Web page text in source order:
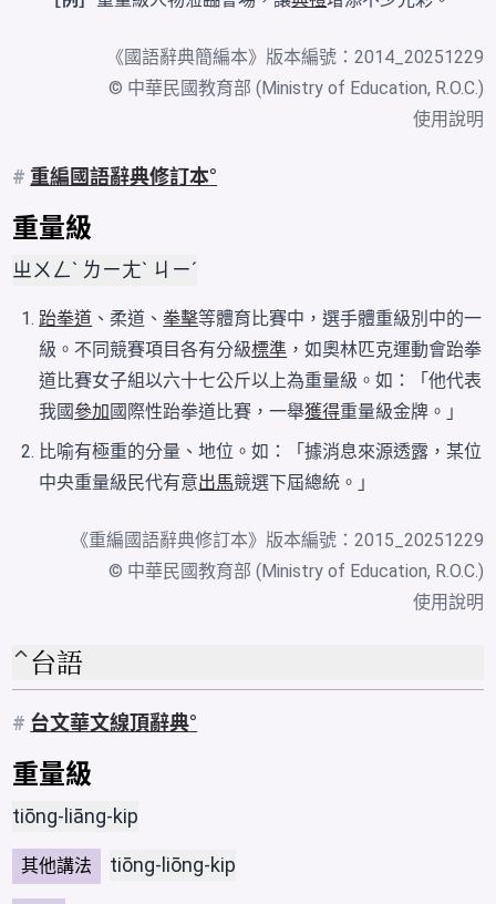
《國語辭典簡編本》版本編號：2014_20251229
© 中華民國教育部 (Ministry of Education, R.O.C.)
使用說明
# 重編國語辭典修訂本
重量級
ㄓㄨㄥˋ ㄌㄧㄤˋ ㄐㄧˊ
跆拳道 、柔道、拳擊等體育比賽中，選手體重級別中的一
級。不同競賽項目各有分級標準 ，如奧林匹克運動會跆拳
道比賽女子組以六十七公斤以上為重量級。如：「他代表
我國參加國際性跆拳道比賽，一舉獲得重量級金牌。」
比喻有極重的分量、地位。如：「據消息來源透露，某位
中央重量級民代有意出馬競選下屆總統。」
《重編國語辭典修訂本》版本編號：2015_20251229
© 中華民國教育部 (Ministry of Education, R.O.C.)
使用說明
台語
# 台文華文線頂辭典
重量級
tiōng-liāng-kip
其他講法 tiōng-liōng-kip